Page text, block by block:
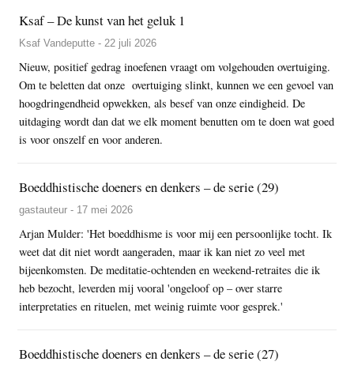
Ksaf – De kunst van het geluk 1
Ksaf Vandeputte - 22 juli 2026
Nieuw, positief gedrag inoefenen vraagt om volgehouden overtuiging.
Om te beletten dat onze overtuiging slinkt, kunnen we een gevoel van
hoogdringendheid opwekken, als besef van onze eindigheid. De
uitdaging wordt dan dat we elk moment benutten om te doen wat goed
is voor onszelf en voor anderen.
Boeddhistische doeners en denkers – de serie (29)
gastauteur - 17 mei 2026
Arjan Mulder: 'Het boeddhisme is voor mij een persoonlijke tocht. Ik
weet dat dit niet wordt aangeraden, maar ik kan niet zo veel met
bijeenkomsten. De meditatie-ochtenden en weekend-retraites die ik
heb bezocht, leverden mij vooral 'ongeloof op – over starre
interpretaties en rituelen, met weinig ruimte voor gesprek.'
Boeddhistische doeners en denkers – de serie (27)